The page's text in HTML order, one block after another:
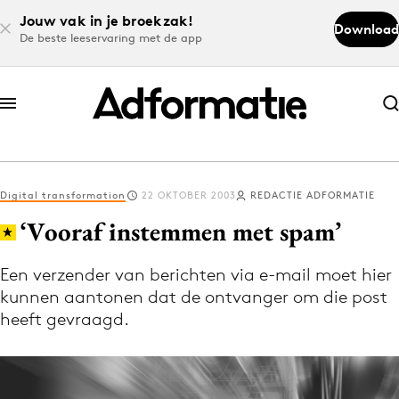
Jouw vak in je broekzak!
De beste leeservaring met de app
Download
Abonneer nu
Abonneer nu
Log in
Download de app
Volg het laatste nieuws via de Adformatie
Digital transformation 22 OKTOBER 2003 REDACTIE ADFORMATIE
‘Vooraf instemmen met spam’
Een verzender van berichten via e-mail moet hier
kunnen aantonen dat de ontvanger om die post
heeft gevraagd.